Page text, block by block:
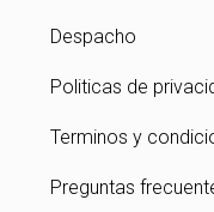
Despacho
Politicas de
Terminos y
Preguntas